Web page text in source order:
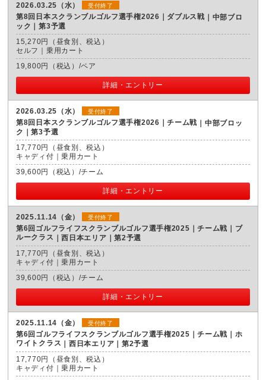
2026.03.25（水） 受付終了
第8回日本スクランブルゴルフ選手権2026｜ダブルス戦
中部ブロ
ック｜第3予選
15,270円（昼食別、税込）
セルフ｜乗用カート
19,800円（税込）/ペア
詳細・エントリー
2026.03.25（水） 受付終了
第8回日本スクランブルゴルフ選手権2026｜チーム戦
中部ブロッ
ク｜第3予選
17,770円（昼食別、税込）
キャディ付｜乗用カート
39,600円（税込）/チーム
詳細・エントリー
2025.11.14（金） 受付終了
第6回ゴルフライフスクランブルゴルフ選手権2025｜チーム戦｜ブ
ルークラス
西日本エリア｜第2予選
17,770円（昼食別、税込）
キャディ付｜乗用カート
39,600円（税込）/チーム
詳細・エントリー
2025.11.14（金） 受付終了
第6回ゴルフライフスクランブルゴルフ選手権2025｜チーム戦｜ホ
ワイトクラス
西日本エリア｜第2予選
17,770円（昼食別、税込）
キャディ付｜乗用カート